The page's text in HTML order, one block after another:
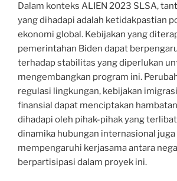
Dalam konteks ALIEN 2023 SLSA,
yang dihadapi adalah ketidakpastian
ekonomi global. Kebijakan yang
pemerintahan Biden dapat
terhadap stabilitas yang diperlukan
mengembangkan program ini.
regulasi lingkungan, kebijakan
finansial dapat menciptakan
dihadapi oleh pihak-pihak yang
dinamika hubungan internasional juga
mempengaruhi kerjasama antara
berpartisipasi dalam proyek ini.